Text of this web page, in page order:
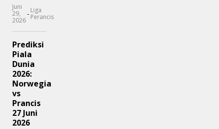
Juni
29,
2026
- Liga
Perancis
Prediksi
Piala
Dunia
2026:
Norwegia
vs
Prancis
27 Juni
2026